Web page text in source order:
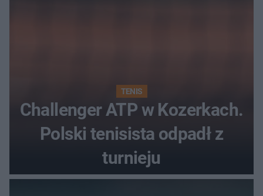
TENIS
Challenger ATP w Kozerkach.
Polski tenisista odpadł z
turnieju